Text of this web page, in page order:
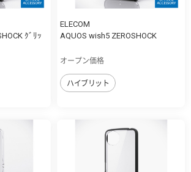
ｸﾞﾘｯ
ELECOM
AQUOS wish5 ZEROSHOCK
オープン価格
ハイブリット